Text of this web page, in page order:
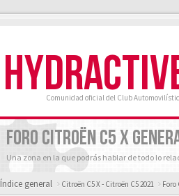
Comunidad oficial del Club
FORO CITROËN C5 X
Una zona en la que podrás hablar de todo lo
Índice general Citroën C5 X - Citroën C5 2021 Foro